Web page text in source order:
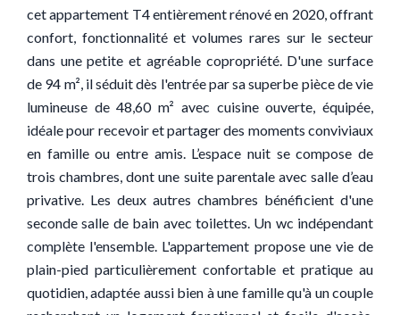
cet appartement T4 entièrement rénové en 2020, offrant
confort, fonctionnalité et volumes rares sur le secteur
dans une petite et agréable copropriété. D'une surface
de 94 m², il séduit dès l'entrée par sa superbe pièce de vie
lumineuse de 48,60 m² avec cuisine ouverte, équipée,
idéale pour recevoir et partager des moments conviviaux
en famille ou entre amis. L’espace nuit se compose de
trois chambres, dont une suite parentale avec salle d’eau
privative. Les deux autres chambres bénéficient d'une
seconde salle de bain avec toilettes. Un wc indépendant
complète l'ensemble. L'appartement propose une vie de
plain-pied particulièrement confortable et pratique au
quotidien, adaptée aussi bien à une famille qu'à un couple